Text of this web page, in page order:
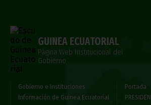
GUINEA ECUATORIAL
Página Web Institucional del
Gobierno
Gobierno e Instituciones
Información de Guinea Ecuatorial
Portada